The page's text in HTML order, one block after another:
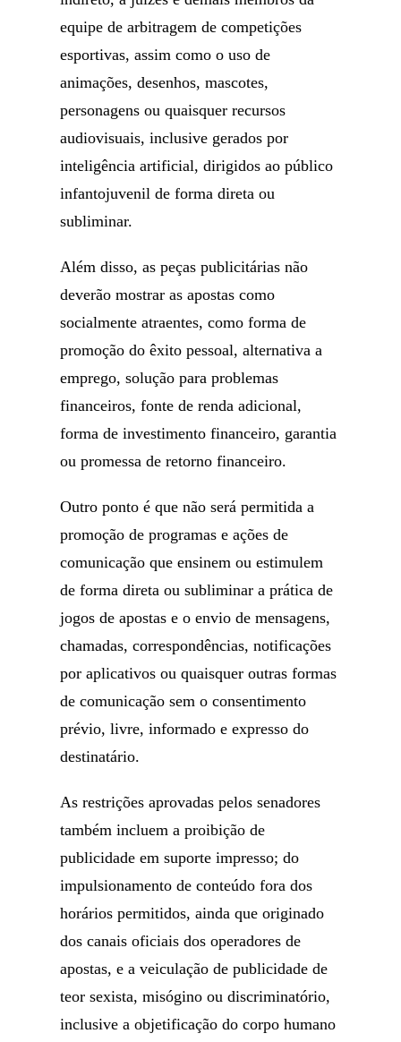
equipe de arbitragem de competições
esportivas, assim como o uso de
animações, desenhos, mascotes,
personagens ou quaisquer recursos
audiovisuais, inclusive gerados por
inteligência artificial, dirigidos ao público
infantojuvenil de forma direta ou
subliminar.
Além disso, as peças publicitárias não
deverão mostrar as apostas como
socialmente atraentes, como forma de
promoção do êxito pessoal, alternativa a
emprego, solução para problemas
financeiros, fonte de renda adicional,
forma de investimento financeiro, garantia
ou promessa de retorno financeiro.
Outro ponto é que não será permitida a
promoção de programas e ações de
comunicação que ensinem ou estimulem
de forma direta ou subliminar a prática de
jogos de apostas e o envio de mensagens,
chamadas, correspondências, notificações
por aplicativos ou quaisquer outras formas
de comunicação sem o consentimento
prévio, livre, informado e expresso do
destinatário.
As restrições aprovadas pelos senadores
também incluem a proibição de
publicidade em suporte impresso; do
impulsionamento de conteúdo fora dos
horários permitidos, ainda que originado
dos canais oficiais dos operadores de
apostas, e a veiculação de publicidade de
teor sexista, misógino ou discriminatório,
inclusive a objetificação do corpo humano